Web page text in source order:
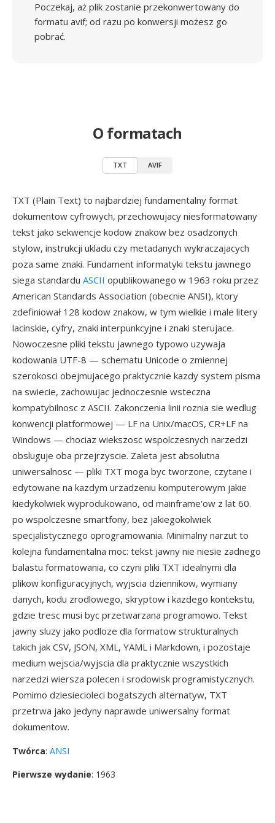
Poczekaj, aż plik zostanie przekonwertowany do
formatu avif; od razu po konwersji możesz go
pobrać.
O formatach
TXT AVIF
TXT (Plain Text) to najbardziej fundamentalny format
dokumentow cyfrowych, przechowujacy niesformatowany
tekst jako sekwencje kodow znakow bez osadzonych
stylow, instrukcji ukladu czy metadanych wykraczajacych
poza same znaki. Fundament informatyki tekstu jawnego
siega standardu ASCII opublikowanego w 1963 roku przez
American Standards Association (obecnie ANSI), ktory
zdefiniował 128 kodow znakow, w tym wielkie i male litery
lacinskie, cyfry, znaki interpunkcyjne i znaki sterujace.
Nowoczesne pliki tekstu jawnego typowo uzywaja
kodowania UTF-8 — schematu Unicode o zmiennej
szerokosci obejmujacego praktycznie kazdy system pisma
na swiecie, zachowujac jednoczesnie wsteczna
kompatybilnosc z ASCII. Zakonczenia linii roznia sie wedlug
konwencji platformowej — LF na Unix/macOS, CR+LF na
Windows — chociaz wiekszosc wspolczesnych narzedzi
obsluguje oba przejrzyscie. Zaleta jest absolutna
uniwersalnosc — pliki TXT moga byc tworzone, czytane i
edytowane na kazdym urzadzeniu komputerowym jakie
kiedykolwiek wyprodukowano, od mainframe'ow z lat 60.
po wspolczesne smartfony, bez jakiegokolwiek
specjalistycznego oprogramowania. Minimalny narzut to
kolejna fundamentalna moc: tekst jawny nie niesie zadnego
balastu formatowania, co czyni pliki TXT idealnymi dla
plikow konfiguracyjnych, wyjscia dziennikow, wymiany
danych, kodu zrodlowego, skryptow i kazdego kontekstu,
gdzie tresc musi byc przetwarzana programowo. Tekst
jawny sluzy jako podloze dla formatow strukturalnych
takich jak CSV, JSON, XML, YAML i Markdown, i pozostaje
medium wejscia/wyjscia dla praktycznie wszystkich
narzedzi wiersza polecen i srodowisk programistycznych.
Pomimo dziesiecioleci bogatszych alternatyw, TXT
przetrwa jako jedyny naprawde uniwersalny format
dokumentow.
Twórca: ANSI
Pierwsze wydanie: 1963